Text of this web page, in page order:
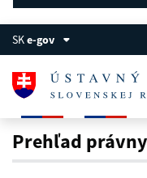
SKe-gov
Prehľad
Prehľad